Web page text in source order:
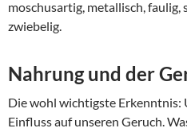
moschusartig, metallisch,
zwiebelig.
Nahrung und der
Die wohl wichtigste Erkenntnis:
Einfluss auf unseren Geruch.